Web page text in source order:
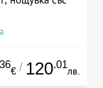
€ / 120.01
лв.